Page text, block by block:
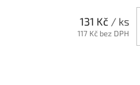
131 Kč / ks
117 Kč bez DPH